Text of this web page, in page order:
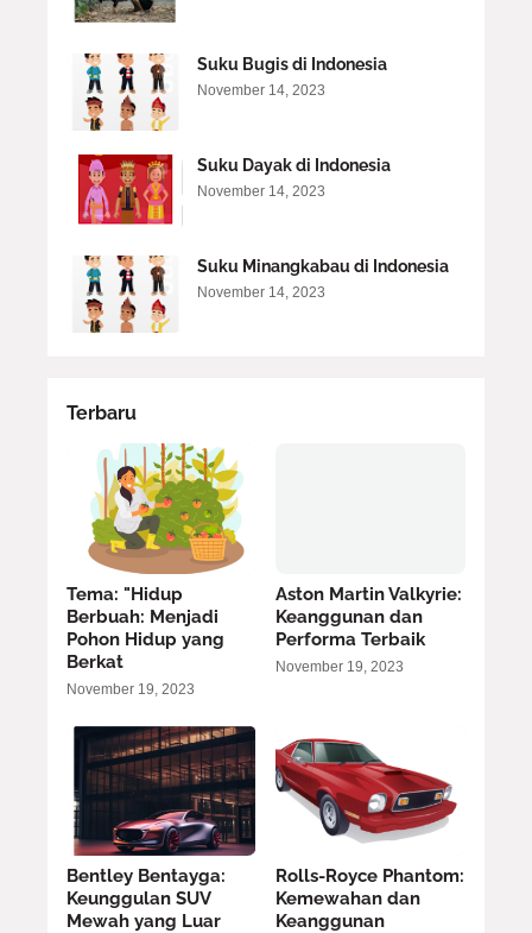
Suku Bugis di Indonesia
November 14, 2023
Suku Dayak di Indonesia
November 14, 2023
Suku Minangkabau di Indonesia
November 14, 2023
Terbaru
Tema: "Hidup
Berbuah: Menjadi
Pohon Hidup yang
Berkat
November 19, 2023
Aston Martin Valkyrie:
Keanggunan dan
Performa Terbaik
November 19, 2023
Bentley Bentayga:
Keunggulan SUV
Mewah yang Luar
Rolls-Royce Phantom:
Kemewahan dan
Keanggunan